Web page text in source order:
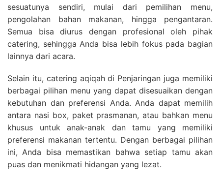
sesuatunya sendiri, mulai dari pemilihan menu,
pengolahan bahan makanan, hingga pengantaran.
Semua bisa diurus dengan profesional oleh pihak
catering, sehingga Anda bisa lebih fokus pada bagian
lainnya dari acara.
Selain itu, catering aqiqah di Penjaringan juga memiliki
berbagai pilihan menu yang dapat disesuaikan dengan
kebutuhan dan preferensi Anda. Anda dapat memilih
antara nasi box, paket prasmanan, atau bahkan menu
khusus untuk anak-anak dan tamu yang memiliki
preferensi makanan tertentu. Dengan berbagai pilihan
ini, Anda bisa memastikan bahwa setiap tamu akan
puas dan menikmati hidangan yang lezat.